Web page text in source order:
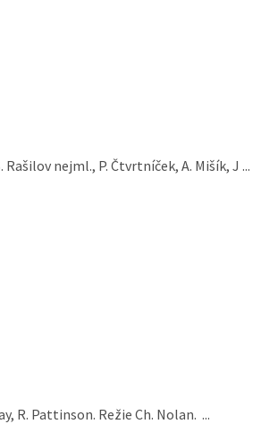
nejml., P. Čtvrtníček, A. Mišík, J ...
R. Pattinson. Režie Ch. Nolan. ...